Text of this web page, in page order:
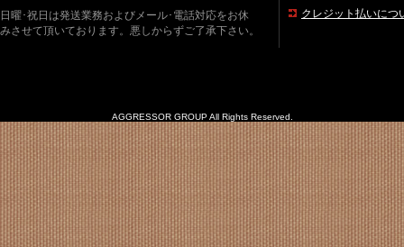
日曜･祝日は発送業務およびメール･電話対応をお休
みさせて頂いております。悪しからずご了承下さい。
クレジット払いにつ
AGGRESSOR GROUP All Rights Reserved.